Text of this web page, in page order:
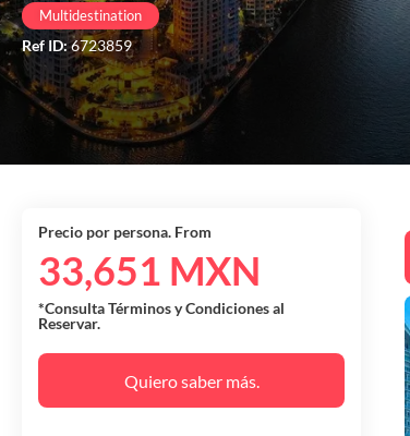
Multidestination
Ref ID:6723859
Precio por persona. From
33,651 MXN
*Consulta Términos y Condiciones al
Reservar.
Quiero saber más.